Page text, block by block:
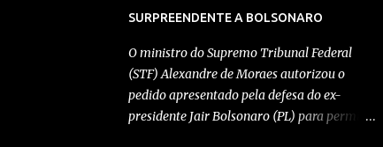
Redação Pensando Direita
Visitar perfil
Redação Pensando Direita
SURPREENDENTE A BOLSONARO
O ministro do Supremo Tribunal Federal
(STF) Alexandre de Moraes autorizou o
pedido apresentado pela defesa do ex-
presidente Jair Bolsonaro (PL) para permitir